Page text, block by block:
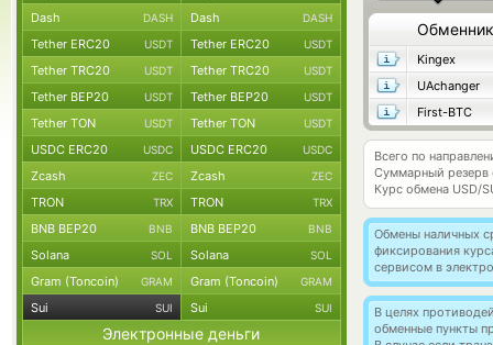
Обменник
Kingex
UAchanger
First-BTC
Всего по
Суммарный резерв
Курс обмена USD/
Обмены наличных
фиксирования
сервисом в
В целях
обменные пункты
Dash DASH Dash DASH
Tether ERC20 USDT Tether ERC20 USDT
Tether TRC20 USDT Tether TRC20 USDT
Tether BEP20 USDT Tether BEP20 USDT
Tether TON USDT Tether TON USDT
USDC ERC20 USDC USDC ERC20 USDC
Zcash ZEC Zcash ZEC
TRON TRX TRON TRX
BNB BEP20 BNB BNB BEP20 BNB
Solana SOL Solana SOL
Gram (Toncoin) GRAM Gram (Toncoin) GRAM
Sui SUI Sui SUI
Электронные деньги